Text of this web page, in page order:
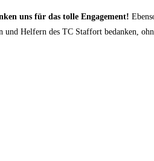
uns für das tolle Engagement!
Helfern des TC Staffort bedanken,